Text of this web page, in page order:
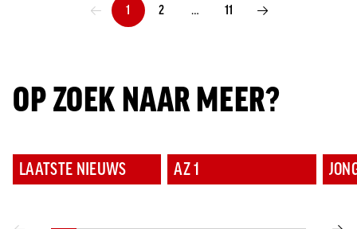
VORIGE PAGINA VOLGENDE PAGINA
1 2 … 11
OP ZOEK NAAR MEER?
LAATSTE NIEUWS AZ 1